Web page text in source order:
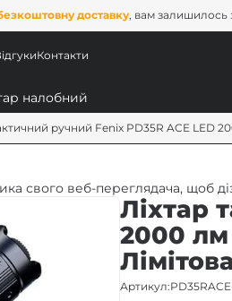
доставку, вам
Контакти
ручний Fenix PD35R ACE LED
свого веб-переглядача, щоб
Ліхтар
2000 лм
Артикул: